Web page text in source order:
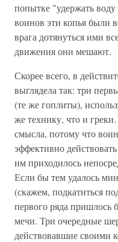
попытке "удержать
воинов эти копья были
врага дотянуться ими
движения они мешают.
Скорее всего, в
выглядела так: три
(те же гоплиты),
же технику, что и
смысла, потому что
эффективно
им приходилось
Если бы тем удалось
(скажем, подкатиться
первого ряда пришлось
мечи. Три очередные
действовавшие своими